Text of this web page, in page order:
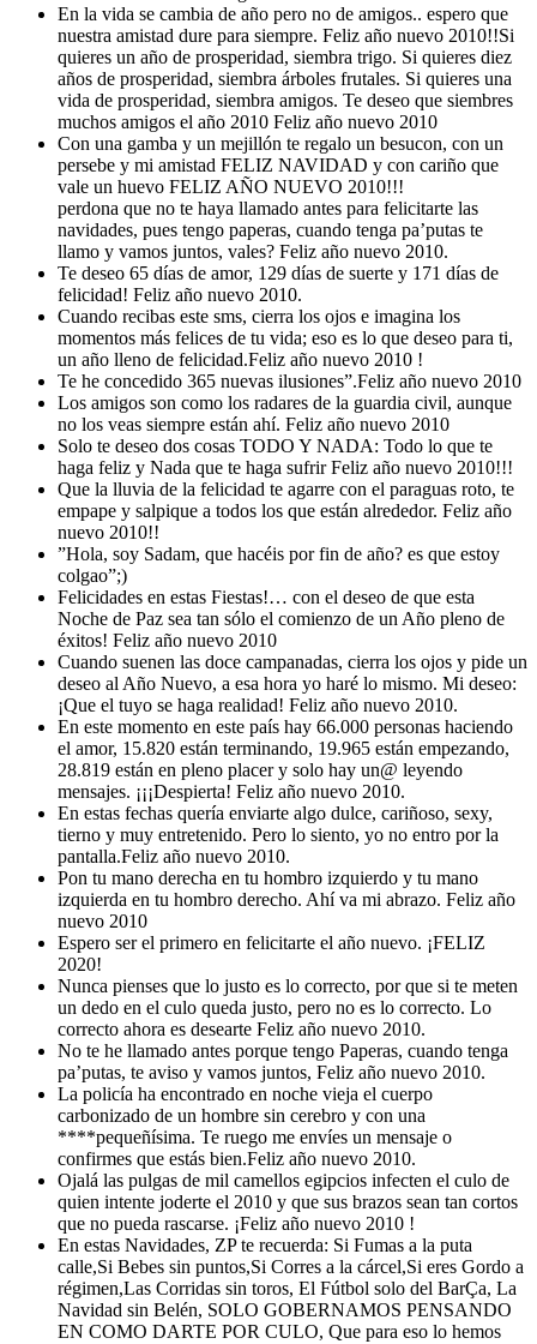
En la vida se cambia de año pero no de amigos.. espero que
nuestra amistad dure para siempre. Feliz año nuevo 2010!!Si
quieres un año de prosperidad, siembra trigo. Si quieres diez
años de prosperidad, siembra árboles frutales. Si quieres una
vida de prosperidad, siembra amigos. Te deseo que siembres
muchos amigos el año 2010 Feliz año nuevo 2010
Con una gamba y un mejillón te regalo un besucon, con un
persebe y mi amistad FELIZ NAVIDAD y con cariño que
vale un huevo FELIZ AÑO NUEVO 2010!!!
perdona que no te haya llamado antes para felicitarte las
navidades, pues tengo paperas, cuando tenga pa’putas te
llamo y vamos juntos, vales? Feliz año nuevo 2010.
Te deseo 65 días de amor, 129 días de suerte y 171 días de
felicidad! Feliz año nuevo 2010.
Cuando recibas este sms, cierra los ojos e imagina los
momentos más felices de tu vida; eso es lo que deseo para ti,
un año lleno de felicidad.Feliz año nuevo 2010 !
Te he concedido 365 nuevas ilusiones”.Feliz año nuevo 2010
Los amigos son como los radares de la guardia civil, aunque
no los veas siempre están ahí. Feliz año nuevo 2010
Solo te deseo dos cosas TODO Y NADA: Todo lo que te
haga feliz y Nada que te haga sufrir Feliz año nuevo 2010!!!
Que la lluvia de la felicidad te agarre con el paraguas roto, te
empape y salpique a todos los que están alrededor. Feliz año
nuevo 2010!!
”Hola, soy Sadam, que hacéis por fin de año? es que estoy
colgao”;)
Felicidades en estas Fiestas!… con el deseo de que esta
Noche de Paz sea tan sólo el comienzo de un Año pleno de
éxitos! Feliz año nuevo 2010
Cuando suenen las doce campanadas, cierra los ojos y pide un
deseo al Año Nuevo, a esa hora yo haré lo mismo. Mi deseo:
¡Que el tuyo se haga realidad! Feliz año nuevo 2010.
En este momento en este país hay 66.000 personas haciendo
el amor, 15.820 están terminando, 19.965 están empezando,
28.819 están en pleno placer y solo hay un@ leyendo
mensajes. ¡¡¡Despierta! Feliz año nuevo 2010.
En estas fechas quería enviarte algo dulce, cariñoso, sexy,
tierno y muy entretenido. Pero lo siento, yo no entro por la
pantalla.Feliz año nuevo 2010.
Pon tu mano derecha en tu hombro izquierdo y tu mano
izquierda en tu hombro derecho. Ahí va mi abrazo. Feliz año
nuevo 2010
Espero ser el primero en felicitarte el año nuevo. ¡FELIZ
2020!
Nunca pienses que lo justo es lo correcto, por que si te meten
un dedo en el culo queda justo, pero no es lo correcto. Lo
correcto ahora es desearte Feliz año nuevo 2010.
No te he llamado antes porque tengo Paperas, cuando tenga
pa’putas, te aviso y vamos juntos, Feliz año nuevo 2010.
La policía ha encontrado en noche vieja el cuerpo
carbonizado de un hombre sin cerebro y con una
****pequeñísima. Te ruego me envíes un mensaje o
confirmes que estás bien.Feliz año nuevo 2010.
Ojalá las pulgas de mil camellos egipcios infecten el culo de
quien intente joderte el 2010 y que sus brazos sean tan cortos
que no pueda rascarse. ¡Feliz año nuevo 2010 !
En estas Navidades, ZP te recuerda: Si Fumas a la puta
calle,Si Bebes sin puntos,Si Corres a la cárcel,Si eres Gordo a
régimen,Las Corridas sin toros, El Fútbol solo del BarÇa, La
Navidad sin Belén, SOLO GOBERNAMOS PENSANDO
EN COMO DARTE POR CULO, Que para eso lo hemos